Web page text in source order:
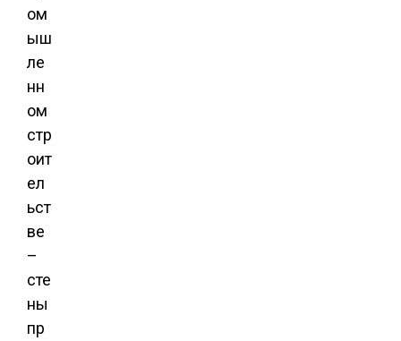
ом
ыш
ле
нн
ом
стр
оит
ел
ьст
ве
–
сте
ны
пр